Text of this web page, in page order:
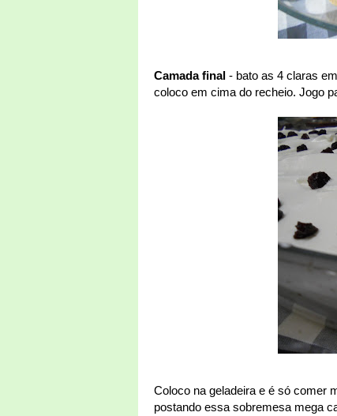
Camada final - bato as 4 claras
coloco em cima do recheio. Jogo
Coloco na geladeira e é só comer
postando essa sobremesa mega